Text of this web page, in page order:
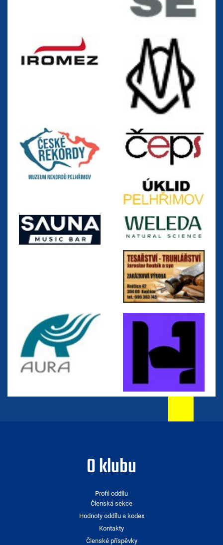
O klubu
Profil oddílu
Členská sekce
Hodnoty oddílu a kodex
Kontakty
Členské příspěvky